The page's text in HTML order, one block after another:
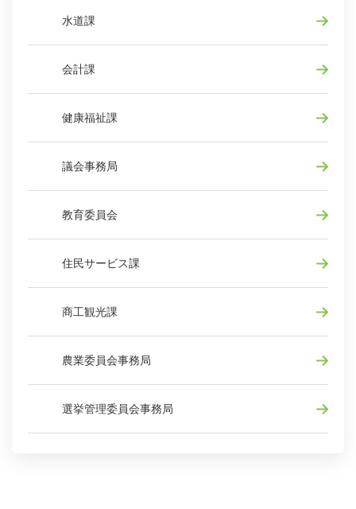
水道課
会計課
健康福祉課
議会事務局
教育委員会
住民サービス課
商工観光課
農業委員会事務局
選挙管理委員会事務局